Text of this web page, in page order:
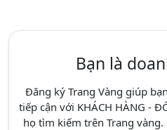
Bạn là
Đăng ký Trang Vàng giúp
tiếp cận với KHÁCH HÀNG -
họ tìm kiếm trên Trang vàng.